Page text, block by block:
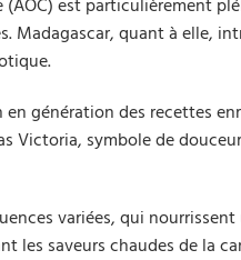
est particulièrement
Madagascar, quant à elle,
génération des recettes
Victoria, symbole de
variées, qui nourrissent
saveurs chaudes de la